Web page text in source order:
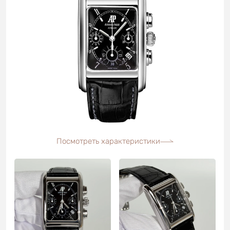
Посмотреть характеристики